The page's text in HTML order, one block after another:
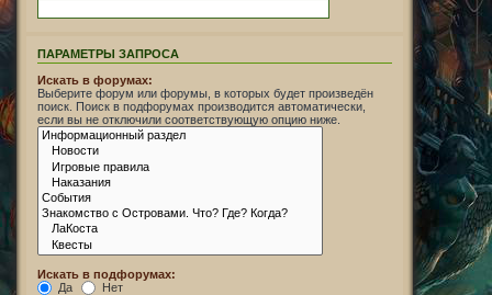
ПАРАМЕТРЫ ЗАПРОСА
Искать в форумах:
Выберите форум или форумы, в которых будет произведён
поиск. Поиск в подфорумах производится автоматически,
если вы не отключили соответствующую опцию ниже.
Искать в подфорумах:
Да
Нет